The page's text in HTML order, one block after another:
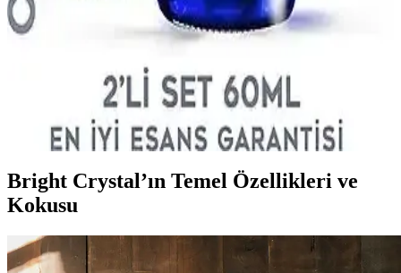
aktivitelerde hoş bir koku sağlar.
Afrodizyak Etkili Kozmetik Ürünleri: Doğal
İçeriklerle Çekiciliği Artırma Yöntemleri
Doğal içeriklerle zenginleştirilmiş afrodizyak etkili kozmetik
ürünleri, kendine güveni artırır ve romantik ortamlar için tercih edilir.
Güvenli kullanım ve içerik testi önemlidir.
Bright Crystal’ın Temel Özellikleri ve
Kokusu